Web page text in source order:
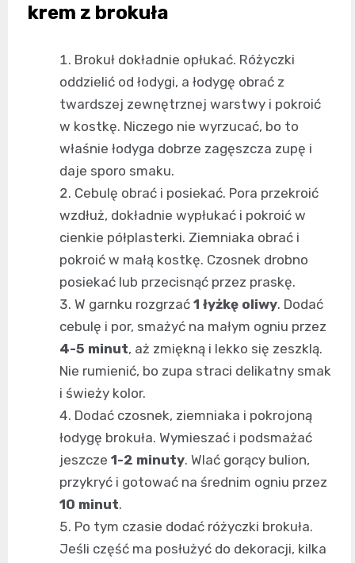
krem z brokuła
Brokuł dokładnie opłukać. Różyczki
oddzielić od łodygi, a łodygę obrać z
twardszej zewnętrznej warstwy i pokroić
w kostkę. Niczego nie wyrzucać, bo to
właśnie łodyga dobrze zagęszcza zupę i
daje sporo smaku.
Cebulę obrać i posiekać. Pora przekroić
wzdłuż, dokładnie wypłukać i pokroić w
cienkie półplasterki. Ziemniaka obrać i
pokroić w małą kostkę. Czosnek drobno
posiekać lub przecisnąć przez praskę.
W garnku rozgrzać 1 łyżkę oliwy. Dodać
cebulę i por, smażyć na małym ogniu przez
4-5 minut, aż zmiękną i lekko się zeszklą.
Nie rumienić, bo zupa straci delikatny smak
i świeży kolor.
Dodać czosnek, ziemniaka i pokrojoną
łodygę brokuła. Wymieszać i podsmażać
jeszcze 1-2 minuty. Wlać gorący bulion,
przykryć i gotować na średnim ogniu przez
10 minut.
Po tym czasie dodać różyczki brokuła.
Jeśli część ma posłużyć do dekoracji, kilka